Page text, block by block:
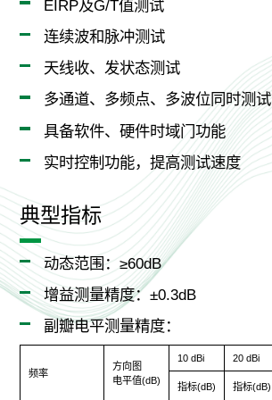
EIRP及G/T值测试
连续波和脉冲测试
天线收、发状态测试
多通道、多频点、多波位同时测试
具备软件、硬件时域门功能
实时控制功能，提高测试速度
典型指标
动态范围：≥60dB
增益测量精度：±0.3dB
副瓣电平测量精度：
频率
方向图
电平值(dB)
10 dBi 20 dBi
指标(dB) 指标(dB)